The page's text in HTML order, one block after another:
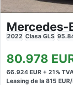
2022 Clasa GLS
80.978
66.924 EUR + 21%
Leasing de la 815